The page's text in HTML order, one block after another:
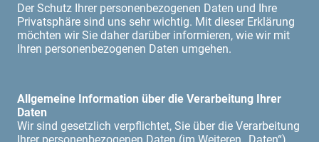
Der Schutz Ihrer personenbezogenen Daten und Ihre
Privatsphäre sind uns sehr wichtig. Mit dieser Erklärung
möchten wir Sie daher darüber informieren, wie wir mit
Ihren personenbezogenen Daten umgehen.
Allgemeine Information über die Verarbeitung Ihrer
Daten
Wir sind gesetzlich verpflichtet, Sie über die Verarbeitung
Ihrer personenbezogenen Daten (im Weiteren „Daten“)